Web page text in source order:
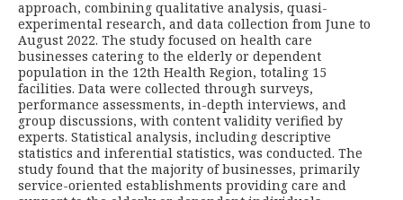
approach, combining qualitative analysis, quasi-
experimental research, and data collection from June to
August 2022. The study focused on health care
businesses catering to the elderly or dependent
population in the 12th Health Region, totaling 15
facilities. Data were collected through surveys,
performance assessments, in-depth interviews, and
group discussions, with content validity verified by
experts. Statistical analysis, including descriptive
statistics and inferential statistics, was conducted. The
study found that the majority of businesses, primarily
service-oriented establishments providing care and